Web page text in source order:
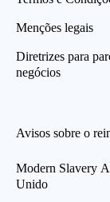
Menções legais
Diretrizes para
negócios
Avisos sobre o
Modern Slavery
Unido